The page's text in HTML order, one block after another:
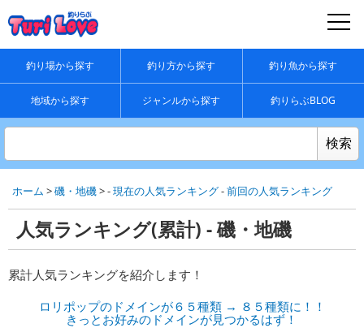
釣り場から探す 釣り方から探す 釣り魚から探す
地域から探す ジャンルから探す 釣りらぶBLOG
ホーム >磯・地磯> -現在の人気ランキング-前回の人気ランキング
人気ランキング(累計) - 磯・地磯
累計人気ランキングを紹介します！
ロリポップのドメインが６５種類 → ８５種類に！！
きっとお好みのドメインが見つかるはず！